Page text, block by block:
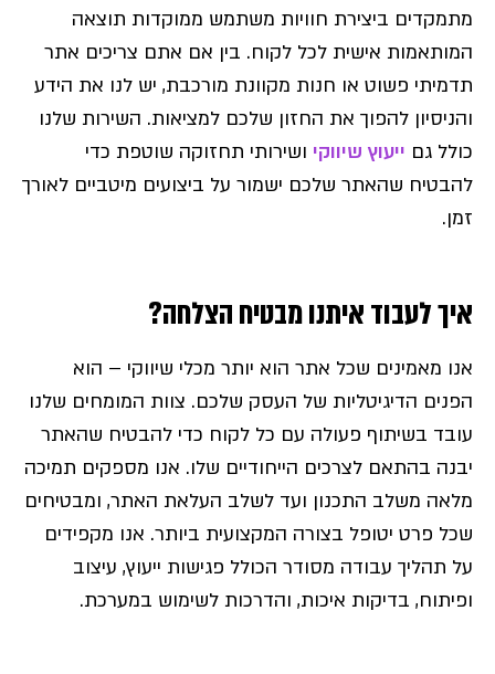
מתמקדים ביצירת חוויות משתמש ממוקדות תוצאה
המותאמות אישית לכל לקוח. בין אם אתם צריכים אתר
תדמיתי פשוט או חנות מקוונת מורכבת, יש לנו את הידע
והניסיון להפוך את החזון שלכם למציאות. השירות שלנו
כולל גם ייעוץ שיווקי ושירותי תחזוקה שוטפת כדי
להבטיח שהאתר שלכם ישמור על ביצועים מיטביים לאורך
זמן.
איך לעבוד איתנו מבטיח הצלחה?
אנו מאמינים שכל אתר הוא יותר מכלי שיווקי – הוא
הפנים הדיגיטליות של העסק שלכם. צוות המומחים שלנו
עובד בשיתוף פעולה עם כל לקוח כדי להבטיח שהאתר
יבנה בהתאם לצרכים הייחודיים שלו. אנו מספקים תמיכה
מלאה משלב התכנון ועד לשלב העלאת האתר, ומבטיחים
שכל פרט יטופל בצורה המקצועית ביותר. אנו מקפידים
על תהליך עבודה מסודר הכולל פגישות ייעוץ, עיצוב
ופיתוח, בדיקות איכות, והדרכות לשימוש במערכת.